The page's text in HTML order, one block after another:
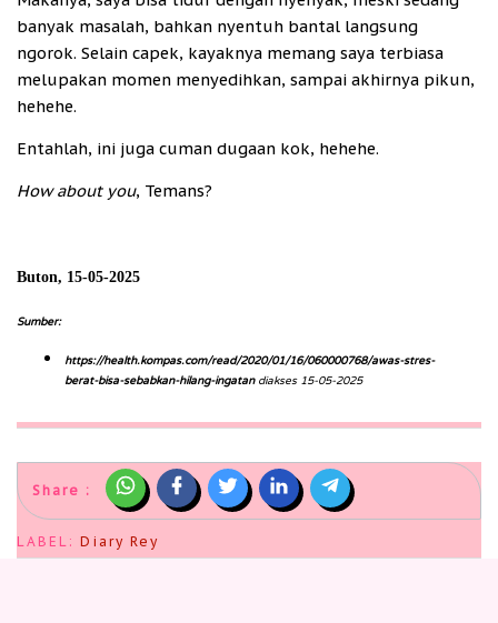
banyak masalah, bahkan nyentuh bantal langsung
ngorok. Selain capek, kayaknya memang saya terbiasa
melupakan momen menyedihkan, sampai akhirnya pikun,
hehehe.
Entahlah, ini juga cuman dugaan kok, hehehe.
How about you, Temans?
Buton, 15-05-2025
Sumber:
https://health.kompas.com/read/2020/01/16/060000768/awas-stres-
berat-bisa-sebabkan-hilang-ingatan diakses 15-05-2025
Share :
LABEL: Diary Rey